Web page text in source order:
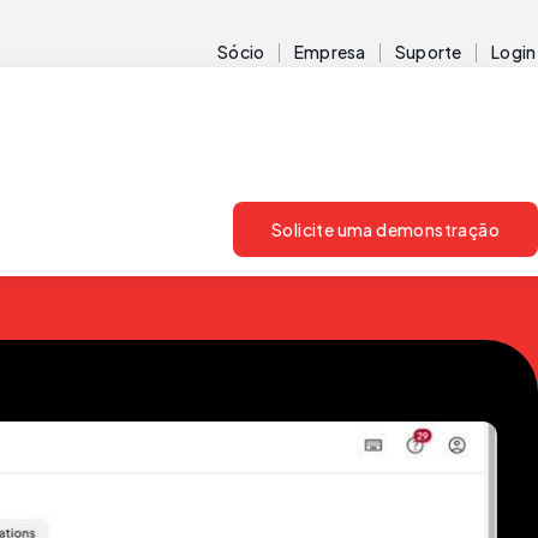
Sócio Empresa Suporte Login
Solicite uma demonstração